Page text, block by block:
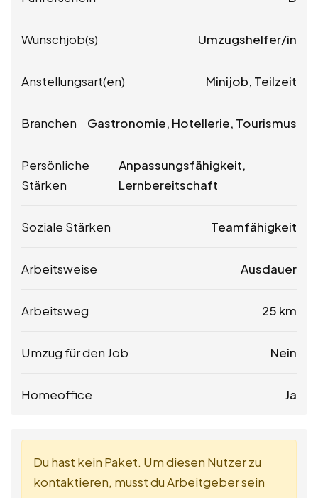
Wunschjob(s) Umzugshelfer/in
Anstellungsart(en) Minijob, Teilzeit
Branchen Gastronomie, Hotellerie, Tourismus
Persönliche
Stärken
Anpassungsfähigkeit,
Lernbereitschaft
Soziale Stärken Teamfähigkeit
Arbeitsweise Ausdauer
Arbeitsweg 25 km
Umzug für den Job Nein
Homeoffice Ja
Du hast kein Paket. Um diesen Nutzer zu
kontaktieren, musst du Arbeitgeber sein